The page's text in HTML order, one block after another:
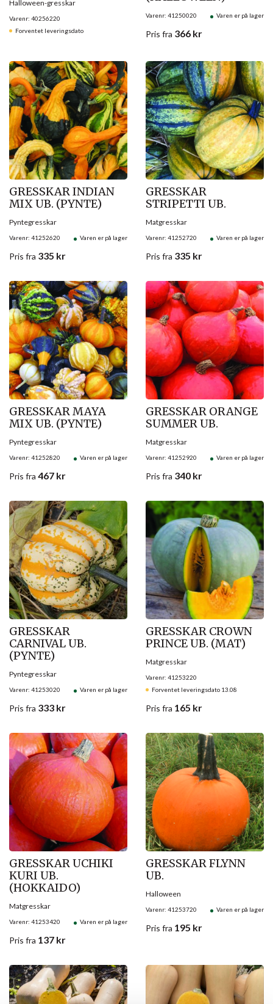
Varenr: 40256220
Forventet leveringsdato
Halloween-gresskar
Varenr: 41250020 Varen er på lager
Pris fra 366 kr
GRESSKAR INDIAN
MIX UB. (PYNTE)
Varenr: 41252620 Varen er på lager
Pyntegresskar
Pris fra 335 kr
GRESSKAR
STRIPETTI UB.
Varenr: 41252720 Varen er på lager
Matgresskar
Pris fra 335 kr
GRESSKAR MAYA
MIX UB. (PYNTE)
Varenr: 41252820 Varen er på lager
Pyntegresskar
Pris fra 467 kr
GRESSKAR ORANGE
SUMMER UB.
Varenr: 41252920 Varen er på lager
Matgresskar
Pris fra 340 kr
GRESSKAR
CARNIVAL UB.
(PYNTE)
Varenr: 41253020 Varen er på lager
Pyntegresskar
Pris fra 333 kr
GRESSKAR CROWN
PRINCE UB. (MAT)
Varenr: 41253220
Forventet leveringsdato 13.08
Matgresskar
Pris fra 165 kr
GRESSKAR UCHIKI
KURI UB.
(HOKKAIDO)
Varenr: 41253420 Varen er på lager
Matgresskar
Pris fra 137 kr
GRESSKAR FLYNN
UB.
Varenr: 41253720 Varen er på lager
Halloween
Pris fra 195 kr
Salg!